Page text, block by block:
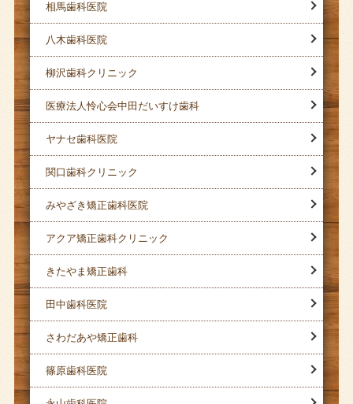
相馬歯科医院
八木歯科医院
柳沢歯科クリニック
医療法人怜心会中田だいすけ歯科
ヤナセ歯科医院
関口歯科クリニック
みやざき矯正歯科医院
アクア矯正歯科クリニック
きたやま矯正歯科
田中歯科医院
さわだあや矯正歯科
篠原歯科医院